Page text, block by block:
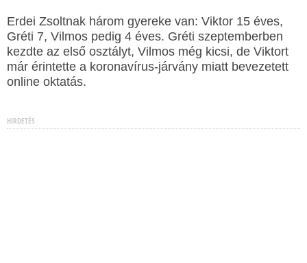
Erdei Zsoltnak három gyereke van: Viktor 15 éves,
Gréti 7, Vilmos pedig 4 éves. Gréti szeptemberben
kezdte az első osztályt, Vilmos még kicsi, de Viktort
már érintette a koronavírus-járvány miatt bevezetett
online oktatás.
HIRDETÉS